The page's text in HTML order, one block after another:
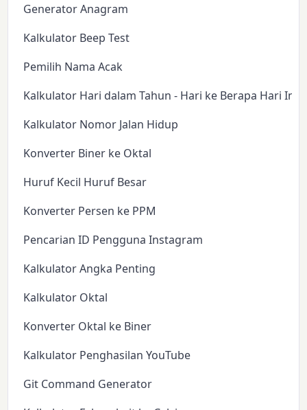
Generator Anagram
Kalkulator Beep Test
Pemilih Nama Acak
Kalkulator Hari dalam Tahun - Hari ke Berapa Hari Ini?
Kalkulator Nomor Jalan Hidup
Konverter Biner ke Oktal
Huruf Kecil Huruf Besar
Konverter Persen ke PPM
Pencarian ID Pengguna Instagram
Kalkulator Angka Penting
Kalkulator Oktal
Konverter Oktal ke Biner
Kalkulator Penghasilan YouTube
Git Command Generator